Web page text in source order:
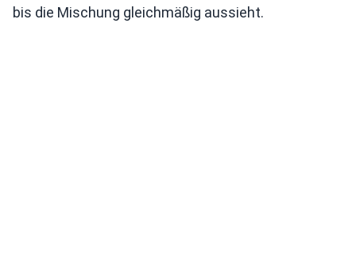
bis die Mischung gleichmäßig aussieht.